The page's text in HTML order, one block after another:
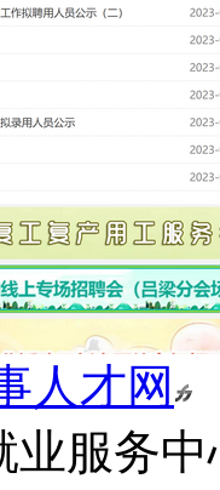
人才网
业服务